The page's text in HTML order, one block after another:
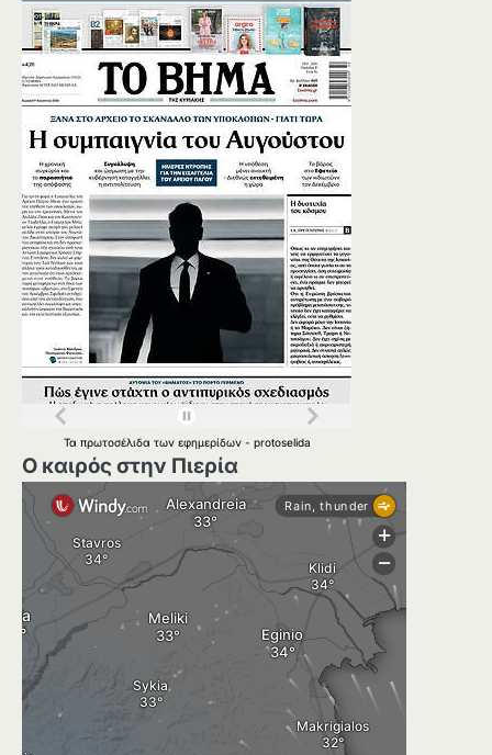
Τα πρωτοσέλιδα των εφημερίδων - protoselida
Ο καιρός στην Πιερία